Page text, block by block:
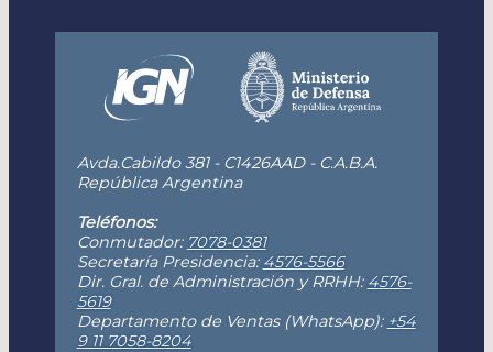
Avda.Cabildo 381 - C1426AAD - C.A.B.A.
República Argentina
Teléfonos:
Conmutador: 7078-0381
Secretaría Presidencia: 4576-5566
Dir. Gral. de Administración y RRHH: 4576-
5619
Departamento de Ventas (WhatsApp): +54
9 11 7058-8204